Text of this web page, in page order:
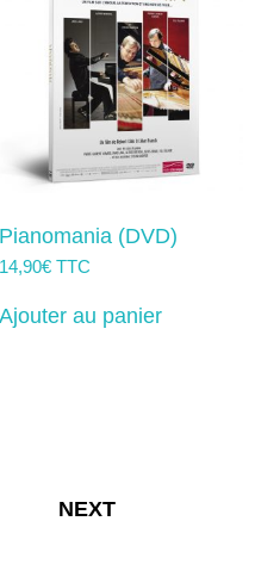
Pianomania (DVD)
14,90€ TTC
Ajouter au panier
NEXT